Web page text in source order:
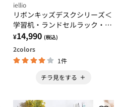
iellio
リボンキッズデスクシリーズ＜
学習机・ランドセルラック・ハ
ンガー＞
¥14,990 (税込)
2colors
1件
チラ見をする